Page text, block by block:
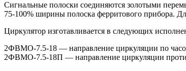
Сигнальные полоски соединяются золотыми
75-100% ширины полоска ферритового прибора.
Циркулятор изготавливается в следующих
2ФВМO-7.5-18 — направление циркуляции по
2ФВМO-7.5-18П — направление циркуляции